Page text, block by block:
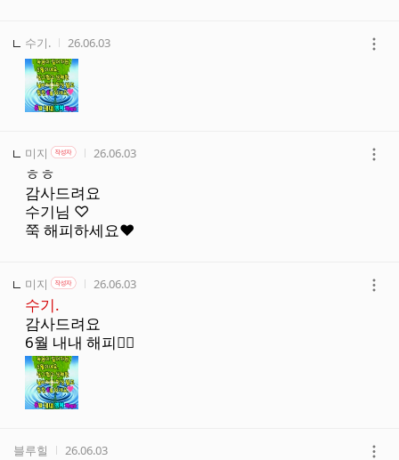
작성자
수기. 작성시간
26.06.03
작성자
미지 작성자 본인 여부
작성자 작성시간
26.06.03
ㅎㅎ
감사드려요
수기님 ♡
쭉 해피하세요❤️
작성자
미지 작성자 본인 여부
작성자 작성시간
26.06.03
수기.
감사드려요
6월 내내 해피🙋‍♀️
작성자
블루힐 작성시간
26.06.03